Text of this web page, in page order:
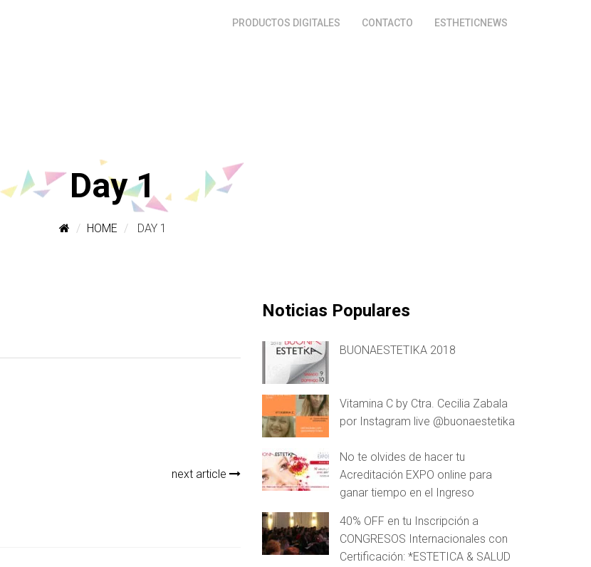
PRODUCTOS DIGITALES CONTACTO ESTHETICNEWS
Day 1
HOME DAY 1
next article
Noticias Populares
BUONAESTETIKA 2018
Vitamina C by Ctra. Cecilia Zabala
por Instagram live @buonaestetika
No te olvides de hacer tu
Acreditación EXPO online para
ganar tiempo en el Ingreso
40% OFF en tu Inscripción a
CONGRESOS Internacionales con
Certificación: *ESTETICA & SALUD